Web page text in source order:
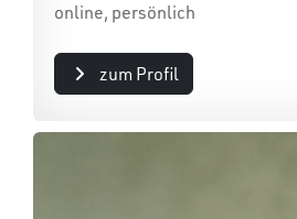
online, persönlich
zum Profil